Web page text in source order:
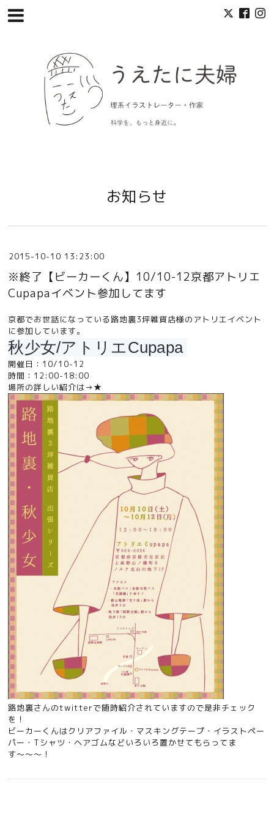
お知らせ
2015-10-10 13:23:00
※終了【ビーカーくん】10/10-12京都アトリエ
Cupapaイベント参加してます
京都でお世話になっている路地裏3坪雑貨店様のアトリエイベント
に参加しています。
秋少女/アトリエCupapa
開催日：10/10-12
時間：12:00-18:00
場所の詳しい紹介は→★
路地裏さんのtwitterで随時紹介されていますので是非チェック
を！
ビーカーくんはクリアファイル・マスキングテープ・イラストペー
パー・Tシャツ・ヘアゴムなどいろいろ置かせてもらってま
す〜〜〜！